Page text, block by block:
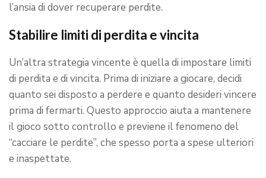
l’ansia di dover recuperare perdite.
Stabilire limiti di perdita e vincita
Un’altra strategia vincente è quella di impostare limiti
di perdita e di vincita. Prima di iniziare a giocare, decidi
quanto sei disposto a perdere e quanto desideri vincere
prima di fermarti. Questo approccio aiuta a mantenere
il gioco sotto controllo e previene il fenomeno del
“cacciare le perdite”, che spesso porta a spese ulteriori
e inaspettate.